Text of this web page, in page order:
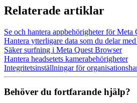
Relaterade artiklar
Se och hantera appbehörigheter för Meta
Hantera ytterligare data som du delar
Säker surfning i Meta Quest Browser
Hantera headsetets kamerabehörigheter
Integritetsinställningar för
Behöver du fortfarande hjälp?